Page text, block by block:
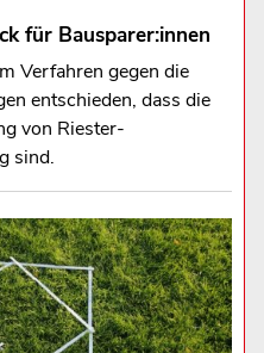
für Bausparer:innen
Verfahren gegen die
entschieden, dass die
von Riester-
sind.